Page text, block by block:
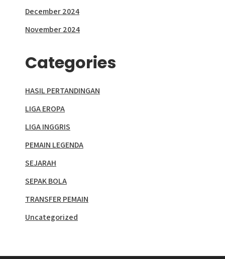
December 2024
November 2024
Categories
HASIL PERTANDINGAN
LIGA EROPA
LIGA INGGRIS
PEMAIN LEGENDA
SEJARAH
SEPAK BOLA
TRANSFER PEMAIN
Uncategorized